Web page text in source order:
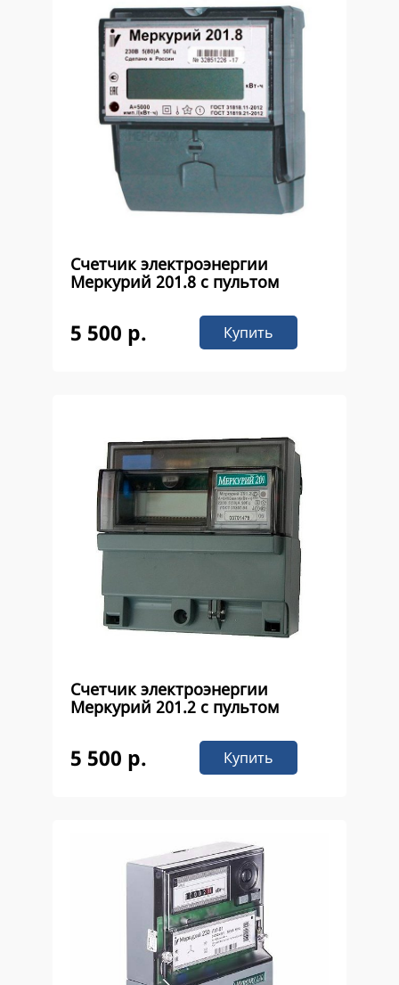
Счетчик электроэнергии
Меркурий 201.8 с пультом
5 500 р. Купить
Счетчик электроэнергии
Меркурий 201.2 с пультом
5 500 р. Купить